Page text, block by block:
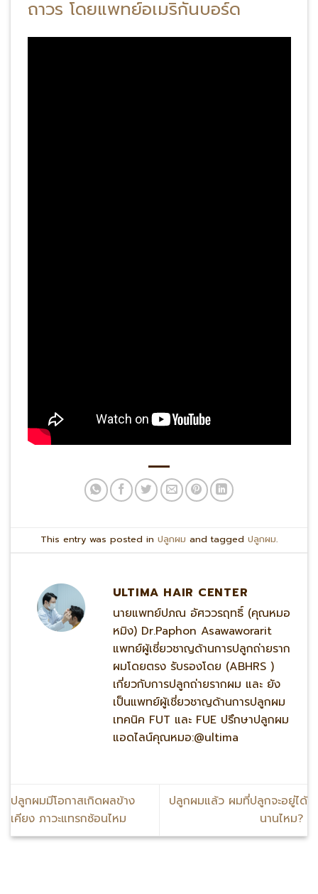
ถาวร โดยแพทย์อเมริกันบอร์ด
This entry was posted in ปลูกผม and tagged ปลูกผม.
ULTIMA HAIR CENTER
นายแพทย์ปภณ อัศววรฤทธิ์ (คุณหมอ
หมิง) Dr.Paphon Asawaworarit
แพทย์ผู้เชี่ยวชาญด้านการปลูกถ่ายราก
ผมโดยตรง รับรองโดย (ABHRS )
เกี่ยวกับการปลูกถ่ายรากผม และ ยัง
เป็นแพทย์ผู้เชี่ยวชาญด้านการปลูกผม
เทคนิค FUT และ FUE ปรึกษาปลูกผม
แอดไลน์คุณหมอ:@ultima
ปลูกผมมีโอกาสเกิดผลข้าง
เคียง ภาวะแทรกซ้อนไหม
ปลูกผมแล้ว ผมที่ปลูกจะอยู่ได้
นานไหม?